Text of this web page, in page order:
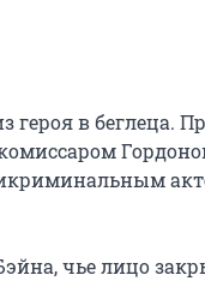
в беглеца.
чье лицо